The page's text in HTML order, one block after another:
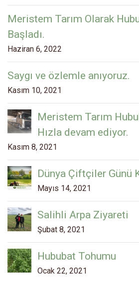
Meristem Tarım Olarak
Başladı.
Haziran 6, 2022
Saygı ve özlemle anıyoruz.
Kasım 10, 2021
Meristem Tarım
Hızla devam ediyor.
Kasım 8, 2021
Dünya Çiftçiler Günü
Mayıs 14, 2021
Salihli Arpa Ziyareti
Şubat 8, 2021
Hububat Tohumu
Ocak 22, 2021